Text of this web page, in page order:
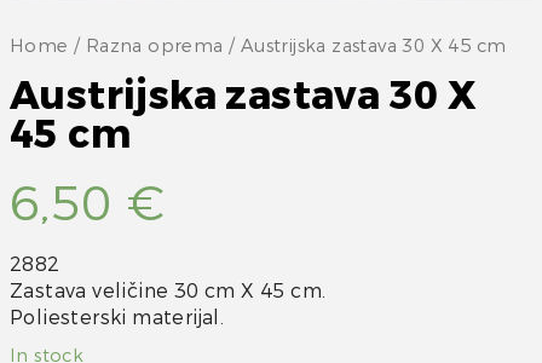
Home / Razna oprema / Austrijska zastava 30 X 45 cm
Austrijska zastava 30 X
45 cm
6,50 €
2882
Zastava veličine 30 cm X 45 cm.
Poliesterski materijal.
In stock